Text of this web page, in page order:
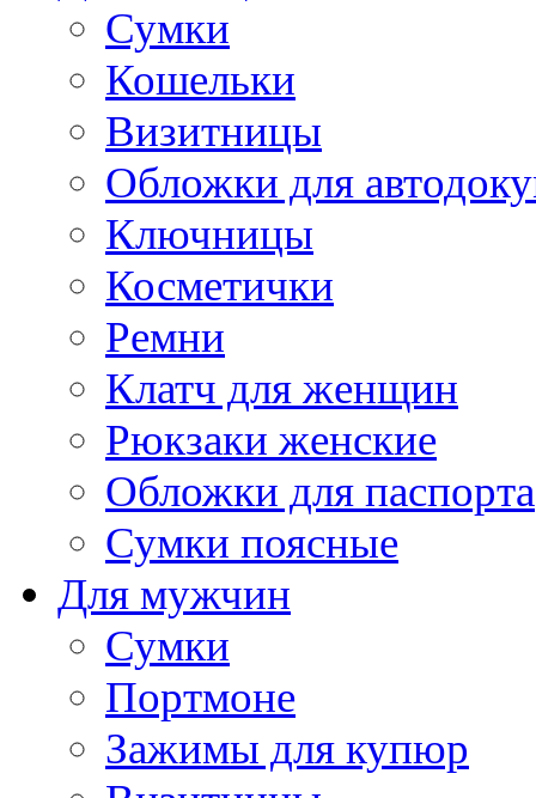
Сумки
Кошельки
Визитницы
Обложки для
Ключницы
Косметички
Ремни
Клатч для женщин
Рюкзаки женские
Обложки для паспорта
Сумки поясные
Для мужчин
Сумки
Портмоне
Зажимы для купюр